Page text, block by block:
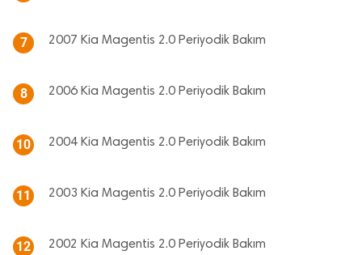
7 2007 Kia Magentis 2.0 Periyodik Bakım
8 2006 Kia Magentis 2.0 Periyodik Bakım
10 2004 Kia Magentis 2.0 Periyodik Bakım
11 2003 Kia Magentis 2.0 Periyodik Bakım
12 2002 Kia Magentis 2.0 Periyodik Bakım